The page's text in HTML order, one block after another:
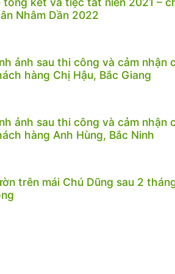
Nhâm Dần 2022
ảnh sau thi công và cảm nhận
hàng Chị Hậu, Bắc Giang
ảnh sau thi công và cảm nhận
hàng Anh Hùng, Bắc Ninh
trên mái Chú Dũng sau 2